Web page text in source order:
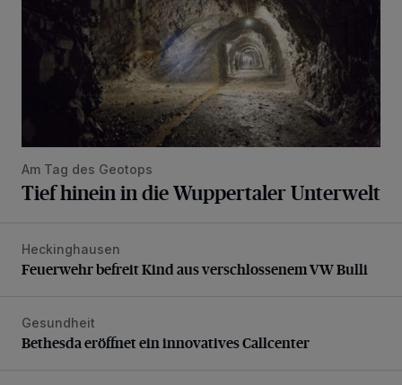
Am Tag des Geotops
Tief hinein in die Wuppertaler Unterwelt
Feuerwehr befreit Kind aus verschlossenem VW Bulli
Heckinghausen
Feuerwehr befreit Kind aus verschlossenem VW Bulli
Bethesda eröffnet ein innovatives Callcenter
Gesundheit
Bethesda eröffnet ein innovatives Callcenter